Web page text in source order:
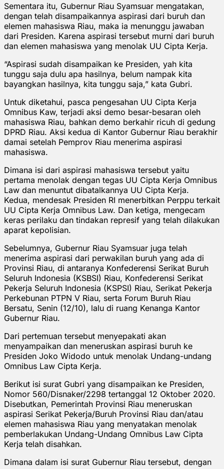
Sementara itu, Gubernur Riau Syamsuar mengatakan,
dengan telah disampaikannya aspirasi dari buruh dan
elemen mahasiswa Riau, maka ia menunggu jawaban
dari Presiden. Karena aspirasi tersebut murni dari buruh
dan elemen mahasiswa yang menolak UU Cipta Kerja.
“Aspirasi sudah disampaikan ke Presiden, yah kita
tunggu saja dulu apa hasilnya, belum nampak kita
bayangkan hasilnya, kita tunggu saja,” kata Gubri.
Untuk diketahui, pasca pengesahan UU Cipta Kerja
Omnibus Kaw, terjadi aksi demo besar-besaran oleh
mahasiswa Riau, bahkan demo berkahir ricuh di gedung
DPRD Riau. Aksi kedua di Kantor Gubernur Riau berakhir
damai setelah Pemprov Riau menerima aspirasi
mahasiswa.
Dimana isi dari aspirasi mahasiswa tersebut yaitu
pertama menolak dengan tegas UU Cipta Kerja Omnibus
Law dan menuntut dibatalkannya UU Cipta Kerja.
Kedua, mendesak Presiden RI menerbitkan Perppu terkait
UU Cipta Kerja Omnibus Law. Dan ketiga, mengecam
keras perilaku dan tindakan represif yang telah dilakukan
aparat kepolisian.
Sebelumnya, Gubernur Riau Syamsuar juga telah
menerima aspirasi dari perwakilan buruh yang ada di
Provinsi Riau, di antaranya Konfederensi Serikat Buruh
Seluruh Indonesia (KSBSI) Riau, Konfederensi Serikat
Pekerja Seluruh Indonesia (KSPSI) Riau, Serikat Pekerja
Perkebunan PTPN V Riau, serta Forum Buruh Riau
Bersatu, Senin (12/10), lalu di ruang Kenanga Kantor
Gubernur Riau.
Dari pertemuan tersebut menyepakati akan
menyampaikan dan meneruskan aspirasi buruh ke
Presiden Joko Widodo untuk menolak Undang-undang
Omnibus Law Cipta Kerja.
Berikut isi surat Gubri yang disampaikan ke Presiden,
Nomor 560/Disnaker/2298 tertanggal 12 Oktober 2020.
Disebutkan, Pemerintah Provinsi Riau meneruskan
aspirasi Serikat Pekerja/Buruh Provinsi Riau dan/atau
elemen mahasiswa Riau yang menyatakan menolak
pemberlakukan Undang-Undang Omnibus Law Cipta
Kerja telah disahkan.
Dimana dalam isi surat Gubernur Riau tersebut, dengan